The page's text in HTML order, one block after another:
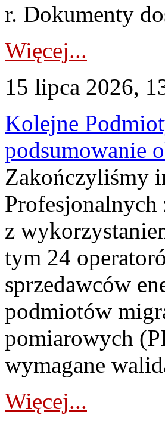
r. Dokumenty
Więcej...
15 lipca 2026,
Kolejne
podsumowanie
Zakończyliśmy
Profesjonalnych
z
tym 24
sprzedawców
podmiotów
pomiarowych
wymagane
Więcej...